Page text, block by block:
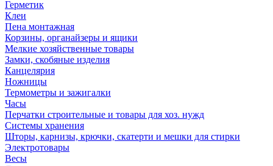
Герметик
Клеи
Пена монтажная
Корзины, органайзеры и ящики
Мелкие хозяйственные товары
Замки, скобяные изделия
Канцелярия
Ножницы
Термометры и зажигалки
Часы
Перчатки строительные и товары для хоз. нужд
Системы хранения
Шторы, карнизы, крючки, скатерти и мешки для стирки
Электротовары
Весы